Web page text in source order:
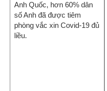
Anh Quốc, hơn 60% dân
số Anh đã được tiêm
phòng vắc xin Covid-19 đủ
liều.